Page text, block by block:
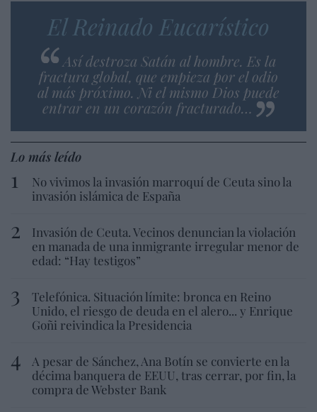
El Reinado Eucarístico
Así destroza Satán al hombre. Es la
fractura global, que empieza por el odio
al más próximo. Ni el mismo Dios puede
entrar en un corazón fracturado…
Lo más leído
No vivimos la invasión marroquí de Ceuta sino la
invasión islámica de España
Invasión de Ceuta. Vecinos denuncian la violación
en manada de una inmigrante irregular menor de
edad: “Hay testigos”
Telefónica. Situación límite: bronca en Reino
Unido, el riesgo de deuda en el alero... y Enrique
Goñi reivindica la Presidencia
A pesar de Sánchez, Ana Botín se convierte en la
décima banquera de EEUU, tras cerrar, por fin, la
compra de Webster Bank